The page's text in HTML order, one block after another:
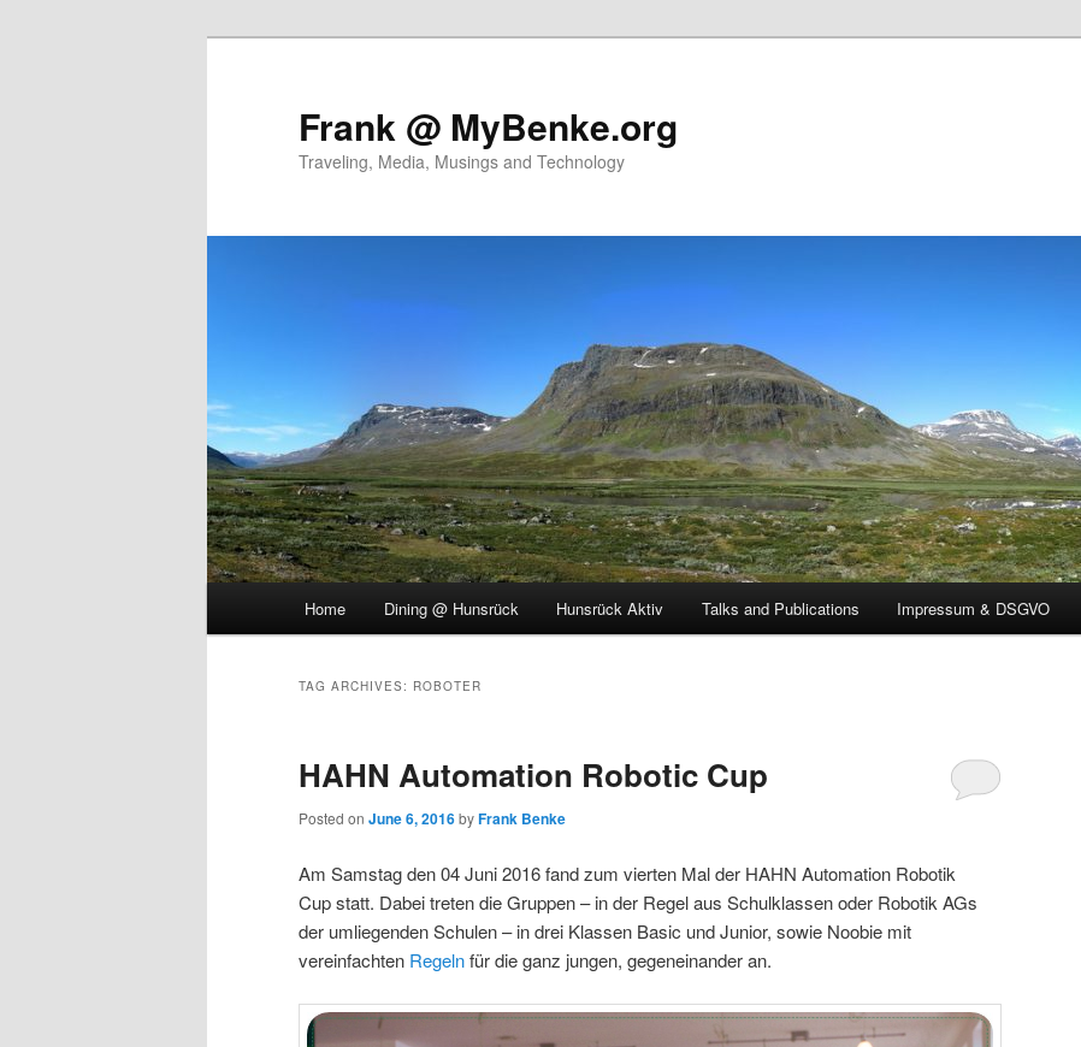
Frank @ MyBenke.org
Traveling, Media, Musings and Technology
Home Dining @ Hunsrück Hunsrück Aktiv Talks and Publications Impressum & DSGVO
TAG ARCHIVES: ROBOTER
HAHN Automation Robotic Cup
Posted on June 6, 2016byFrank Benke
Am Samstag den 04 Juni 2016 fand zum vierten Mal der HAHN Automation Robotik
Cup statt. Dabei treten die Gruppen – in der Regel aus Schulklassen oder Robotik AGs
der umliegenden Schulen – in drei Klassen Basic und Junior, sowie Noobie mit
vereinfachten Regelnfür die ganz jungen, gegeneinander an.